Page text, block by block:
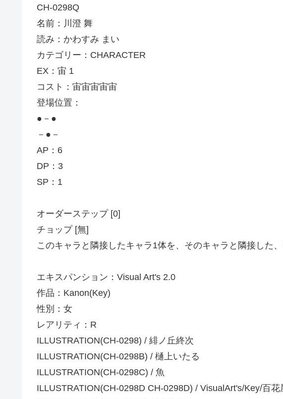
CH-0298Q
名前：川澄 舞
読み：かわすみ まい
カテゴリー：CHARACTER
EX：宙 1
コスト：宙宙宙宙宙
登場位置：
●－●
－●－
AP：6
DP：3
SP：1
オーダーステップ [0]
チョップ [無]
このキャラと隣接したキャラ1体を、そのキャラと隣接した
エキスパンション：Visual Art's 2.0
作品：Kanon(Key)
性別：女
レアリティ：R
ILLUSTRATION(CH-0298) / 緋ノ丘終次
ILLUSTRATION(CH-0298B) / 樋上いたる
ILLUSTRATION(CH-0298C) / 魚
ILLUSTRATION(CH-0298D CH-0298D) / VisualArt's/Key/百花